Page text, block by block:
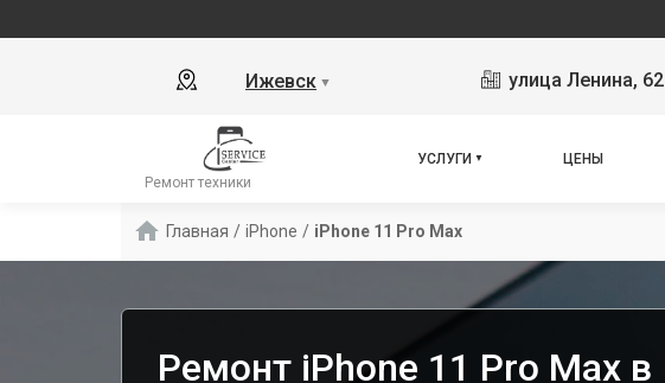
Ижевск ▼ улица Ленина, 62
Ремонт техники
УСЛУГИ ЦЕНЫ
Главная / iPhone / iPhone 11 Pro Max
Ремонт iPhone 11 Pro Max в